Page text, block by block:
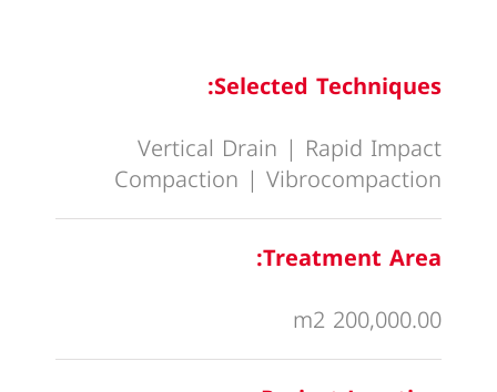
Selected Techniques:
Vertical Drain | Rapid Impact
Compaction | Vibrocompaction
Treatment Area:
200,000.00 m2